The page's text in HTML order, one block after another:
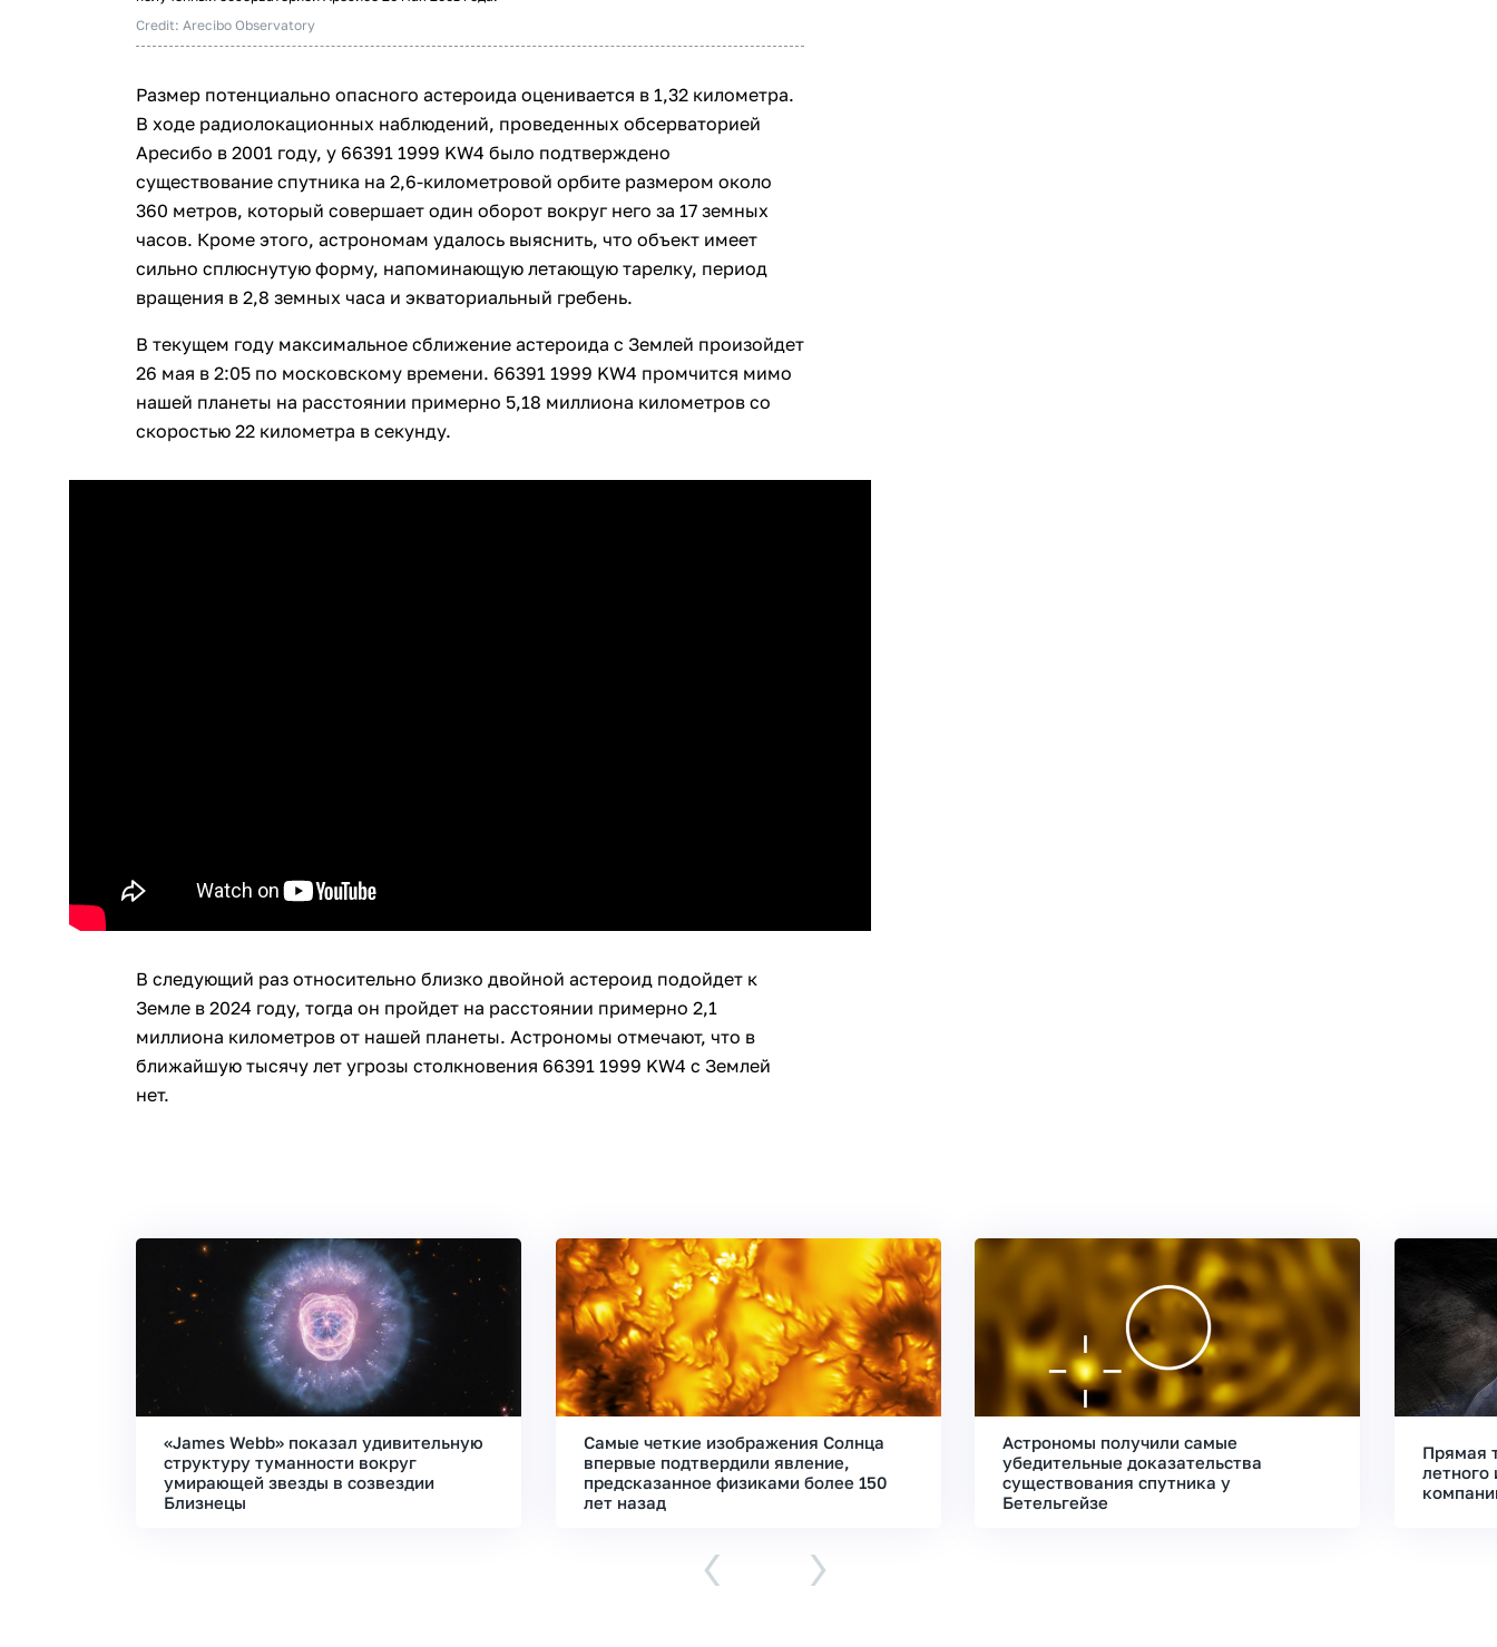
Credit: Arecibo Observatory
Размер потенциально опасного астероида оценивается в 1,32 километра.
В ходе радиолокационных наблюдений, проведенных обсерваторией
Аресибо в 2001 году, у 66391 1999 KW4 было подтверждено
существование спутника на 2,6-километровой орбите размером около
360 метров, который совершает один оборот вокруг него за 17 земных
часов. Кроме этого, астрономам удалось выяснить, что объект имеет
сильно сплюснутую форму, напоминающую летающую тарелку, период
вращения в 2,8 земных часа и экваториальный гребень.
В текущем году максимальное сближение астероида с Землей произойдет
26 мая в 2:05 по московскому времени. 66391 1999 KW4 промчится мимо
нашей планеты на расстоянии примерно 5,18 миллиона километров со
скоростью 22 километра в секунду.
В следующий раз относительно близко двойной астероид подойдет к
Земле в 2024 году, тогда он пройдет на расстоянии примерно 2,1
миллиона километров от нашей планеты. Астрономы отмечают, что в
ближайшую тысячу лет угрозы столкновения 66391 1999 KW4 с Землей
нет.
«James Webb» показал удивительную
структуру туманности вокруг
умирающей звезды в созвездии
Близнецы
Самые четкие изображения Солнца
впервые подтвердили явление,
предсказанное физиками более 150
лет назад
Астрономы получили самые
убедительные доказательства
существования спутника у
Бетельгейзе
Прямая
летного
‹ ›